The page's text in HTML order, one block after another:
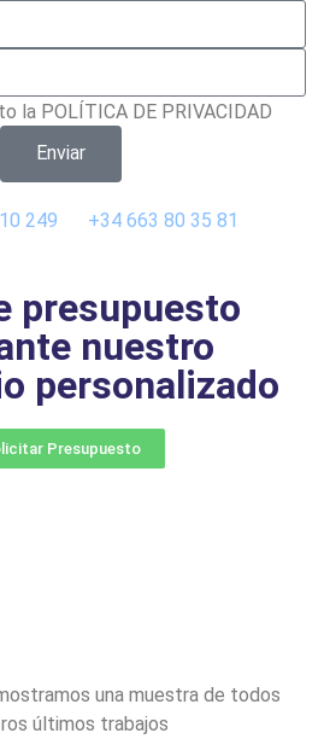
la POLÍTICA DE PRIVACIDAD
Enviar
249
+34 663 80 35 81
presupuesto
nuestro
personalizado
Presupuesto
una muestra de todos
últimos trabajos